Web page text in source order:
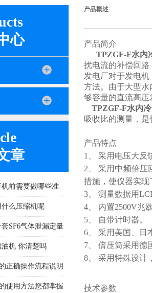
心
章
前需要做哪些准
么压缩机呢
SF6气体泄漏定量
机 你清楚吗
正确操作流程说明
使用方法您都掌握
产品概述
产品简介
TPZGF-F水内
扰电流的补偿回
发电厂对于发电
方法。由于大型水
够容量的直流高
TPZGF-F水内
吸收比的测量，
产品特点
1、 采用电压大反
2、 采用中频倍压
措施，使仪器实
3、 测量数据用
4、 内置2500V兆
5、 自带计时器。
6、 采用美国、日
7、 倍压筒采用德
8、 采用特殊设计
技术参数